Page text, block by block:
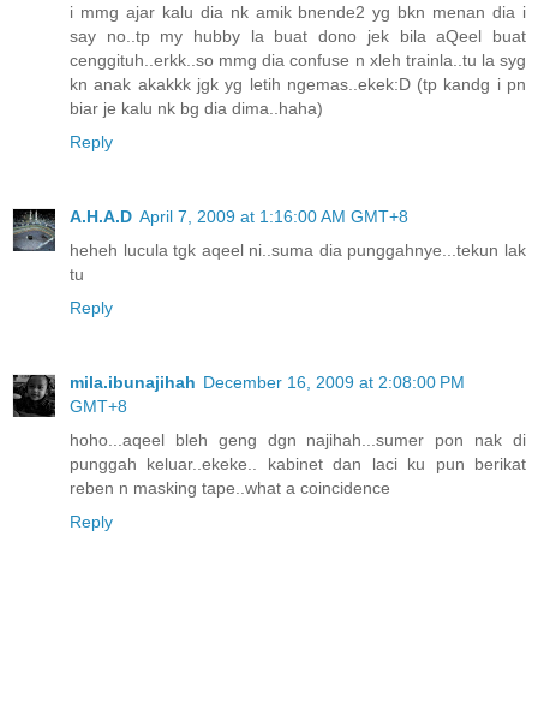
i mmg ajar kalu dia nk amik bnende2 yg bkn menan dia i
say no..tp my hubby la buat dono jek bila aQeel buat
cenggituh..erkk..so mmg dia confuse n xleh trainla..tu la syg
kn anak akakkk jgk yg letih ngemas..ekek:D (tp kandg i pn
biar je kalu nk bg dia dima..haha)
Reply
A.H.A.D April 7, 2009 at 1:16:00 AM GMT+8
heheh lucula tgk aqeel ni..suma dia punggahnye...tekun lak
tu
Reply
mila.ibunajihah December 16, 2009 at 2:08:00 PM
GMT+8
hoho...aqeel bleh geng dgn najihah...sumer pon nak di
punggah keluar..ekeke.. kabinet dan laci ku pun berikat
reben n masking tape..what a coincidence
Reply